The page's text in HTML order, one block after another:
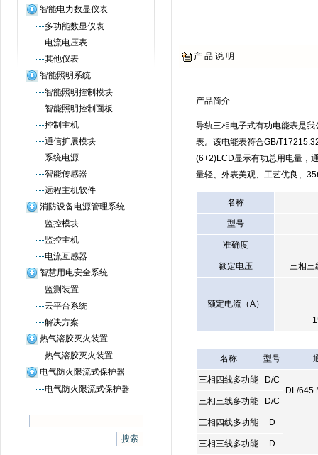
智能电力数显仪表
多功能数显仪表
电流电压表
其他仪表
智能照明系统
智能照明控制模块
智能照明控制面板
控制主机
通信扩展模块
系统电源
智能传感器
远程主机软件
消防设备电源管理系统
监控模块
监控主机
电流互感器
智慧用电安全系统
监测装置
云平台系统
解决方案
热气溶胶灭火装置
热气溶胶灭火装置
电气防火限流式保护器
电气防火限流式保护器
产 品 说 明
产品简介
导轨三相电子式有功电能表是
表。该电能表符合GB/
(6+2)LCD显示有功总用电量，
量轻、外表美观、工艺优良、
名称
型号
准确度
额定电压 三相三
额定电流（A）
名称 型号
三相四线多功能
D/C
DL/645
三相三线多功能
D/C
三相四线多功能 D
三相三线多功能 D